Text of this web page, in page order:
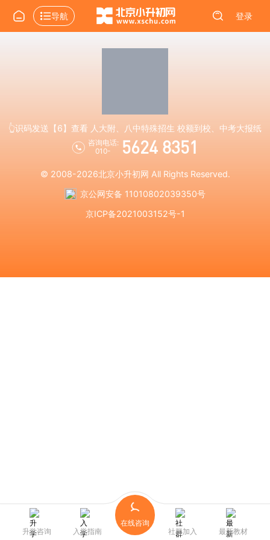
导航 登录
👆识码发送【6】查看 人大附、八中特殊招生 校额到校、中考大报纸
咨询电话:
010-
5624 8351
© 2008-2026北京小升初网 All Rights Reserved.
京公网安备 11010802039350号
京ICP备2021003152号-1
升学咨询 入学指南
在线咨询
社群加入
最新教材